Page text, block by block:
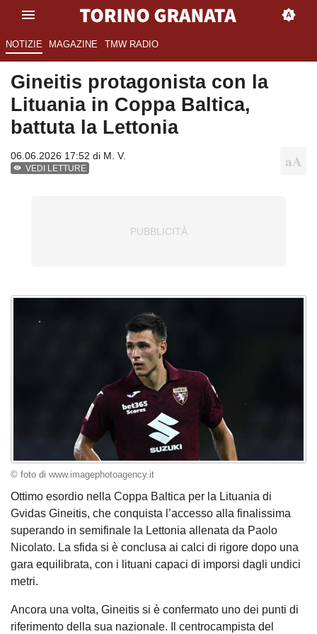
NOTIZIE MAGAZINE TMW RADIO
Gineitis protagonista con la
Lituania in Coppa Baltica,
battuta la Lettonia
06.06.2026 17:52 di M. V.
VEDI LETTURE
© foto di www.imagephotoagency.it
Ottimo esordio nella Coppa Baltica per la Lituania di
Gvidas Gineitis, che conquista l’accesso alla finalissima
superando in semifinale la Lettonia allenata da Paolo
Nicolato. La sfida si è conclusa ai calci di rigore dopo una
gara equilibrata, con i lituani capaci di imporsi dagli undici
metri.
Ancora una volta, Gineitis si è confermato uno dei punti di
riferimento della sua nazionale. Il centrocampista del